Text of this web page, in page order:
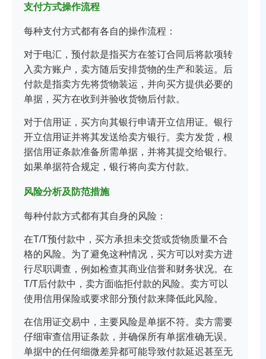
支付方式操作流程
每种支付方式都有各自的操作流程：
对于电汇，预付款是指买方在签订合同后将款项转
入卖方账户，卖方随后安排货物的生产和装运。后
付款是指卖方先将货物装运，并向买方提供必要的
单据，买方在收到并验收货物后付款。
对于信用证，买方向其银行申请开立信用证。银行
开立信用证并将其发送给卖方银行。卖方发货，根
据信用证条款准备所需单据，并将其提交给银行。
如果单据符合规定，银行将向卖方付款。
风险分析及防范措施
每种付款方式都有其自身的风险：
在T/T预付款中，买方承担未交货或货物质量不合
格的风险。为了避免这种情况，买方可以对卖方进
行尽职调查，例如检查其商业信誉和财务状况。在
T/T后付款中，卖方面临拒付款的风险。卖方可以
使用信用保险或要求部分预付款来降低此风险。
在信用证交易中，主要风险是单据不符。卖方需要
仔细审查信用证条款，并确保所有单据准确无误。
单据中的任何细微差异都可能导致付款延迟甚至无